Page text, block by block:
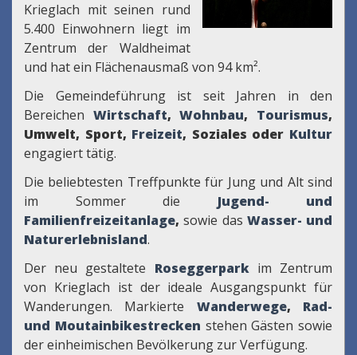
Krieglach mit seinen rund
5.400 Einwohnern liegt im
Zentrum der Waldheimat
und hat ein Flächenausmaß von 94 km².
Die Gemeindeführung ist seit Jahren in den
Bereichen Wirtschaft,Wohnbau, Tourismus,
Umwelt, Sport, Freizeit, Soziales oder Kultur
engagiert tätig.
Die beliebtesten Treffpunkte für Jung und Alt sind
im Sommer die Jugend- und
Familienfreizeitanlage,sowie das Wasser- und
Naturerlebnisland.
Der neu gestaltete Roseggerpark im Zentrum
von Krieglach ist der ideale Ausgangspunkt für
Wanderungen. Markierte Wanderwege, Rad-
und Moutainbikestrecken stehen Gästen sowie
der einheimischen Bevölkerung zur Verfügung.